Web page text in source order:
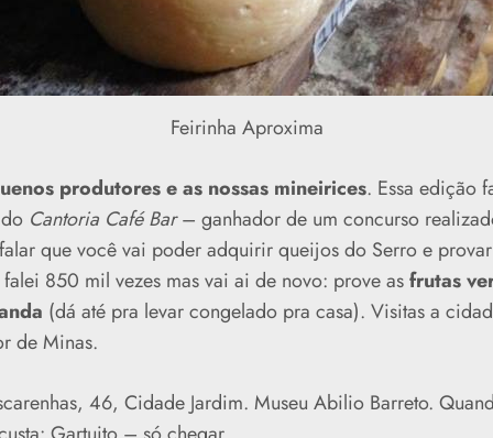
Feirinha Aproxima
produtores e as nossas mineirices. Essa edição
Cantoria Café Bar– ganhador de um concurso
que você vai poder adquirir queijos do Serro e
850 mil vezes mas vai ai de novo: prove asfrutas
(dá até pra levar congelado pra casa). Visitas a
de Minas.
46, Cidade Jardim. Museu Abilio Barreto.